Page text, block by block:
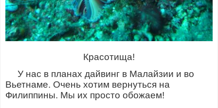
Красотища!
У нас в планах дайвинг в Малайзии и во
Вьетнаме. Очень хотим вернуться на
Филиппины. Мы их просто обожаем!